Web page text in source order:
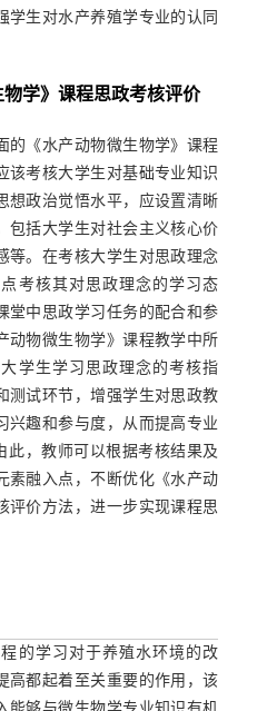
学生对水产养殖学专业的认同
学》课程思政考核评价
的《水产动物微生物学》课程
该考核大学生对基础专业知识
想政治觉悟水平，应设置清晰
包括大学生对社会主义核心价
等。在考核大学生对思政理念
考核其对思政理念的学习态
堂中思政学习任务的配合和参
动物微生物学》课程教学中所
学生学习思政理念的考核指
测试环节，增强学生对思政教
兴趣和参与度，从而提高专业
此，教师可以根据考核结果及
素融入点，不断优化《水产动
评价方法，进一步实现课程思
的学习对于养殖水环境的改
高都起着至关重要的作用，该